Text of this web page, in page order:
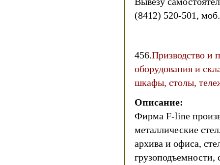
(8412) 520-501,
456.Призводство и
оборудования и
шкафы, столы,
Описание:
Фирма F-line
металлические
архива и офиса,
грузоподъемности,